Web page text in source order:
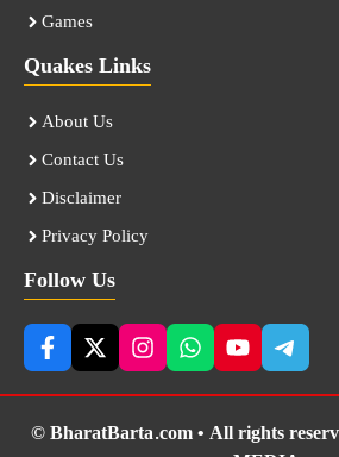
Games
Quakes Links
About Us
Contact Us
Disclaimer
Privacy Policy
Follow Us
© BharatBarta.com • All rights